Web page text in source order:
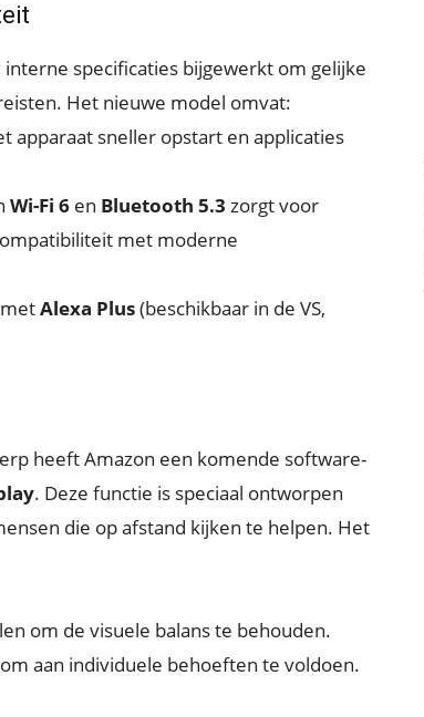
specificaties bijgewerkt om gelijke
Het nieuwe model omvat:
apparaat sneller opstart en applicaties
Wi-Fi 6 en Bluetooth 5.3 zorgt voor
met moderne
Alexa Plus(beschikbaar in de VS,
heeft Amazon een komende software-
. Deze functie is speciaal ontworpen
die op afstand kijken te helpen. Het
om de visuele balans te behouden.
aan individuele behoeften te voldoen.